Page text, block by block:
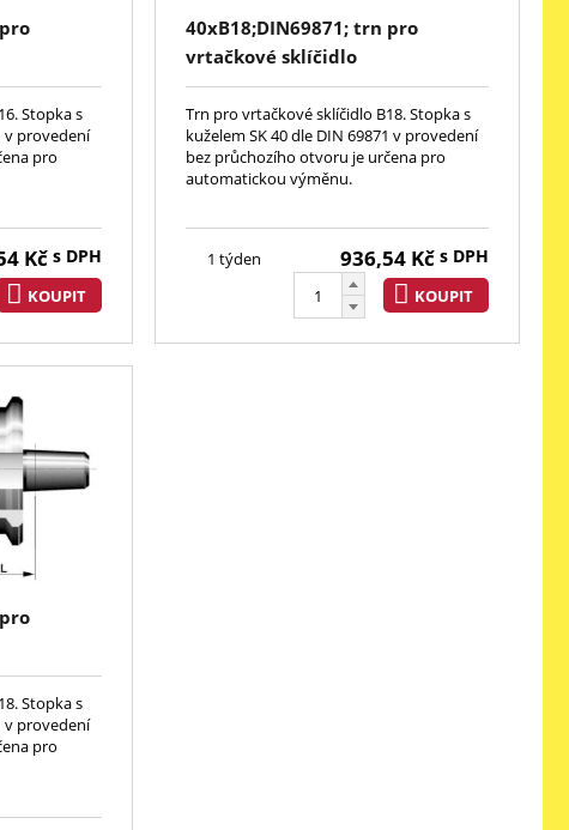
Stopka s
v provedení
pro
Kč s DPH
KOUPIT
40xB18;DIN69871; trn pro
vrtačkové sklíčidlo
Trn pro vrtačkové sklíčidlo B18. Stopka s
kuželem SK 40 dle DIN 69871 v provedení
bez průchozího otvoru je určena pro
automatickou výměnu.
1 týden 936,54Kč s DPH
KOUPIT
Stopka s
v provedení
pro